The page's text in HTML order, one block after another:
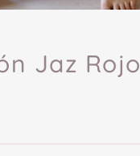
Jaz Rojo